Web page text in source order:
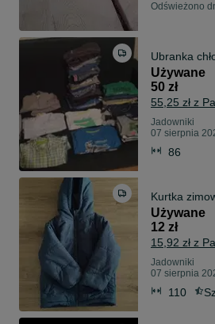
Odświeżono
Ubranka
Używane
50 zł
55,25 zł z
Jadowniki
07 sierpnia
86
Kurtka
Używane
12 zł
15,92 zł z
Jadowniki
07 sierpnia
110